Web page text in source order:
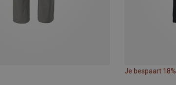
Je bespaart 18%